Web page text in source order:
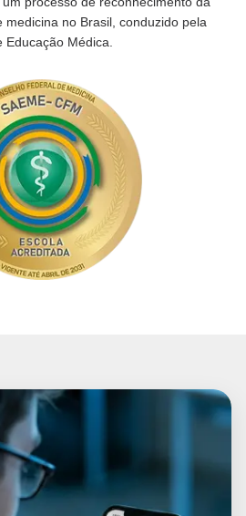
medicina no Brasil, conduzido pela
Médica.